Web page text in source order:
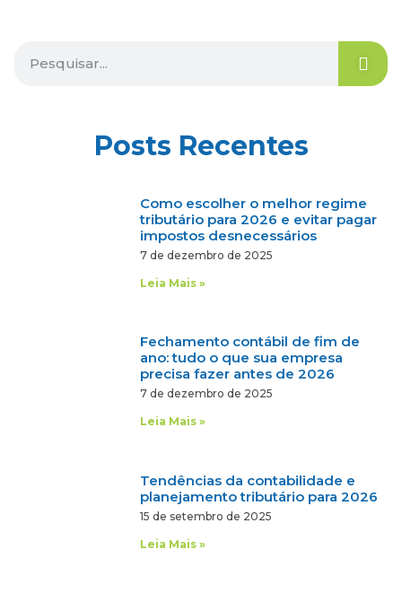
Posts Recentes
Como escolher o melhor regime
tributário para 2026 e evitar pagar
impostos desnecessários
7 de dezembro de 2025
Leia Mais »
Fechamento contábil de fim de
ano: tudo o que sua empresa
precisa fazer antes de 2026
7 de dezembro de 2025
Leia Mais »
Tendências da contabilidade e
planejamento tributário para 2026
15 de setembro de 2025
Leia Mais »